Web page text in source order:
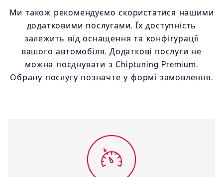
Ми також рекомендуємо скористатися нашими
додатковими послугами. Їх доступність
залежить від оснащення та конфігурації
вашого автомобіля. Додаткові послуги не
можна поєднувати з Chiptuning Premium.
Обрану послугу позначте у формі замовлення.